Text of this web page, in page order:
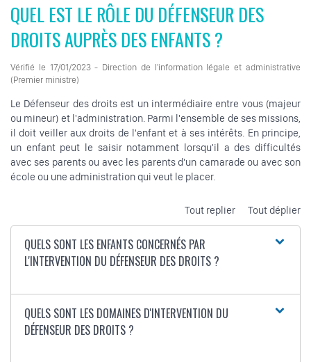
QUEL EST LE RÔLE DU DÉFENSEUR DES
DROITS AUPRÈS DES ENFANTS ?
Vérifié le 17/01/2023 - Direction de l'information légale et administrative
(Premier ministre)
Le Défenseur des droits est un intermédiaire entre vous (majeur
ou mineur) et l'administration. Parmi l'ensemble de ses missions,
il doit veiller aux droits de l'enfant et à ses intérêts. En principe,
un enfant peut le saisir notamment lorsqu'il a des difficultés
avec ses parents ou avec les parents d'un camarade ou avec son
école ou une administration qui veut le placer.
Tout replier Tout déplier
QUELS SONT LES ENFANTS CONCERNÉS PAR
L'INTERVENTION DU DÉFENSEUR DES DROITS ?
QUELS SONT LES DOMAINES D'INTERVENTION DU
DÉFENSEUR DES DROITS ?